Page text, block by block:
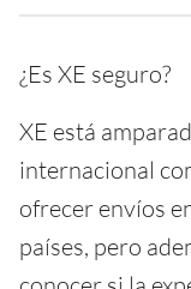
¿Es XE seguro?
XE está
internacional
ofrecer envíos
países, pero